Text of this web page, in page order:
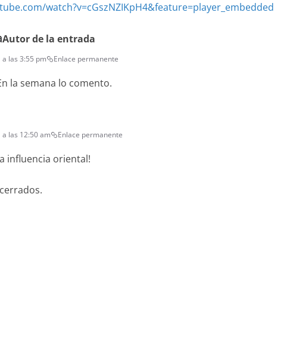
watch?v=cGszNZIKpH4&feature=player_embedded
Autor de la entrada
las 3:55 pm Enlace permanente
la semana lo comento.
las 12:50 am Enlace permanente
influencia oriental!